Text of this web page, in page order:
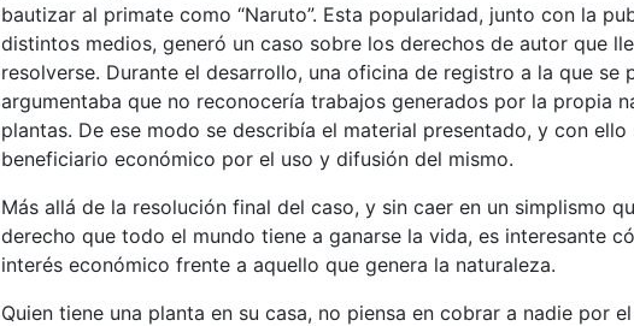
bautizar al primate como “Naruto”. Esta popularidad, junto con la
distintos medios, generó un caso sobre los derechos de autor que
resolverse. Durante el desarrollo, una oficina de registro a la que se
argumentaba que no reconocería trabajos generados por la propia
plantas. De ese modo se describía el material presentado, y con
beneficiario económico por el uso y difusión del mismo.
Más allá de la resolución final del caso, y sin caer en un simplismo
derecho que todo el mundo tiene a ganarse la vida, es interesante
interés económico frente a aquello que genera la naturaleza.
Quien tiene una planta en su casa, no piensa en cobrar a nadie por